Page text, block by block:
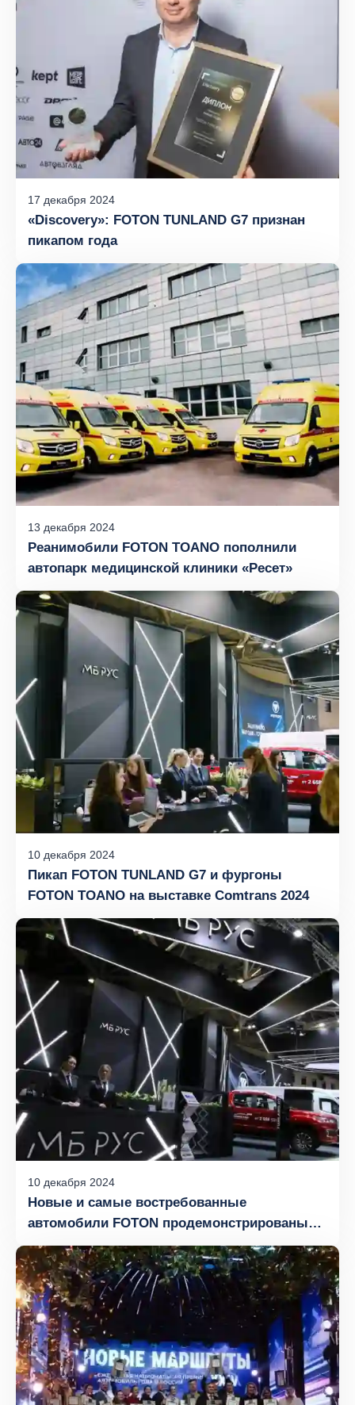
17 декабря 2024
«Discovery»: FOTON TUNLAND G7 признан
пикапом года
13 декабря 2024
Pеанимобили FOTON TOANO пополнили
автопарк медицинской клиники «Ресет»
10 декабря 2024
Пикап FOTON TUNLAND G7 и фургоны
FOTON TOANO на выставке Comtrans 2024
10 декабря 2024
Новые и самые востребованные
автомобили FOTON продемонстрированы
на выставке Comtrans 2024